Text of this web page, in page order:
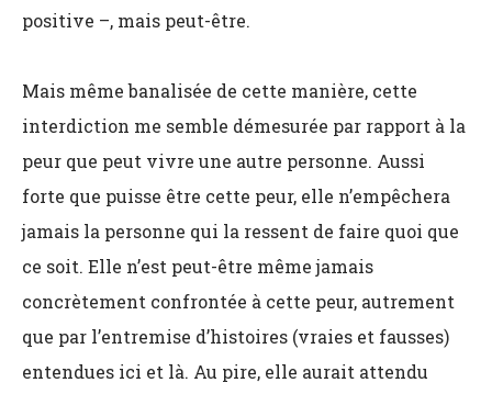
positive –, mais peut-être.
Mais même banalisée de cette manière, cette
interdiction me semble démesurée par rapport à la
peur que peut vivre une autre personne. Aussi
forte que puisse être cette peur, elle n’empêchera
jamais la personne qui la ressent de faire quoi que
ce soit. Elle n’est peut-être même jamais
concrètement confrontée à cette peur, autrement
que par l’entremise d’histoires (vraies et fausses)
entendues ici et là. Au pire, elle aurait attendu